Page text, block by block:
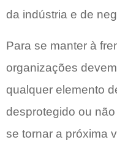
da indústria e de
Para se manter à
organizações
qualquer elemento
desprotegido ou
se tornar a próxima